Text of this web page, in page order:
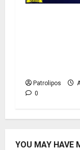
Patrolipos
0
YOU MAY HAVE